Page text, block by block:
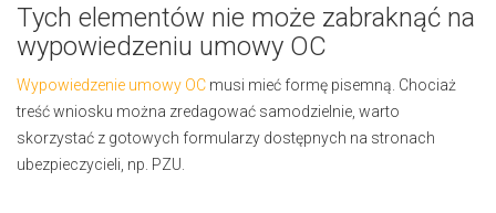
Tych elementów nie może zabraknąć na
wypowiedzeniu umowy OC
Wypowiedzenie umowy OC musi mieć formę pisemną. Chociaż
treść wniosku można zredagować samodzielnie, warto
skorzystać z gotowych formularzy dostępnych na stronach
ubezpieczycieli, np. PZU.